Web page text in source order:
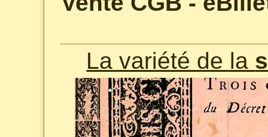
La variété de la